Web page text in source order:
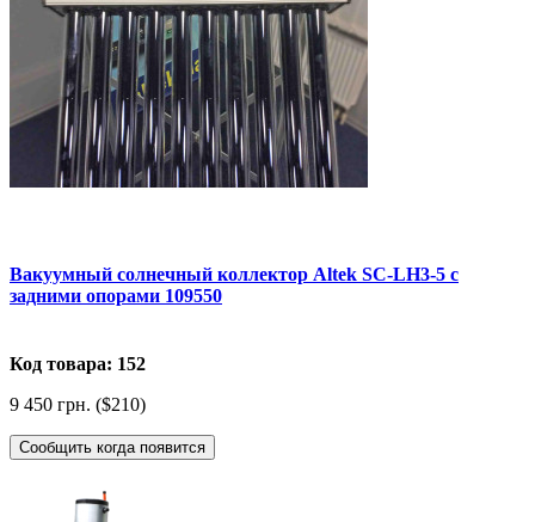
Вакуумный солнечный коллектор Altek SC-LH3-5 с
задними опорами 109550
Код товара: 152
9 450 грн. ($210)
Сообщить когда появится